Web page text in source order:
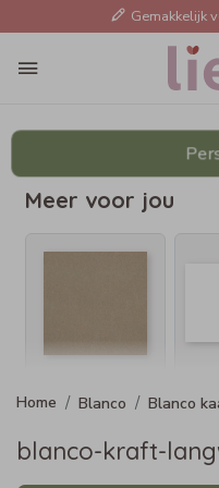
Gemakkelijk
Meer voor jou
Blanco Blanco
blanco-kraft-